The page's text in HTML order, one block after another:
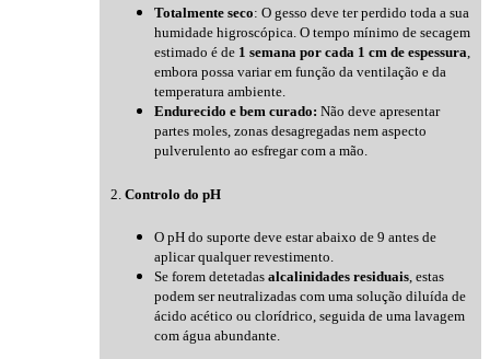
Totalmente seco: O gesso deve ter perdido toda a sua
humidade higroscópica. O tempo mínimo de secagem
estimado é de 1 semana por cada 1 cm de espessura,
embora possa variar em função da ventilação e da
temperatura ambiente.
Endurecido e bem curado: Não deve apresentar
partes moles, zonas desagregadas nem aspecto
pulverulento ao esfregar com a mão.
2. Controlo do pH
O pH do suporte deve estar abaixo de 9 antes de
aplicar qualquer revestimento.
Se forem detetadas alcalinidades residuais , estas
podem ser neutralizadas com uma solução diluída de
ácido acético ou clorídrico, seguida de uma lavagem
com água abundante.